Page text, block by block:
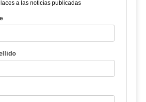
a las noticias publicadas